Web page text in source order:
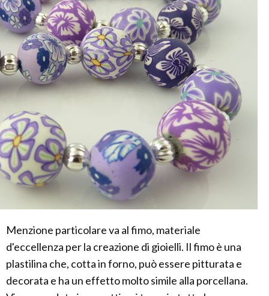
Menzione particolare va al fimo, materiale
d'eccellenza per la creazione di gioielli. Il fimo è una
plastilina che, cotta in forno, può essere pitturata e
decorata e ha un effetto molto simile alla porcellana.